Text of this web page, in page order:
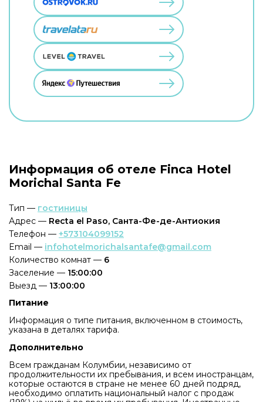
Информация об отеле Finca Hotel
Morichal Santa Fe
Тип — гостиницы
Адрес — Recta el Paso, Санта-Фе-де-Антиокия
Телефон — +573104099152
Email — infohotelmorichalsantafe@gmail.com
Количество комнат — 6
Заселение — 15:00:00
Выезд — 13:00:00
Питание
Информация о типе питания, включенном в стоимость,
указана в деталях тарифа.
Дополнительно
Всем гражданам Колумбии, независимо от
продолжительности их пребывания, и всем иностранцам,
которые остаются в стране не менее 60 дней подряд,
необходимо оплатить национальный налог с продаж